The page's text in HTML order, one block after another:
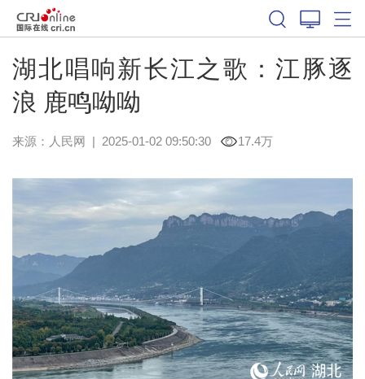
湖北唱响新长江之歌：江豚逐
浪 鹿鸣呦呦
来源： 人民网 | 2025-01-02 09:50:30 17.4万